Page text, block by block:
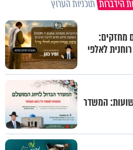
הידברות תוכניות הערוץ
מחזקים:
לאלפי
המשדר